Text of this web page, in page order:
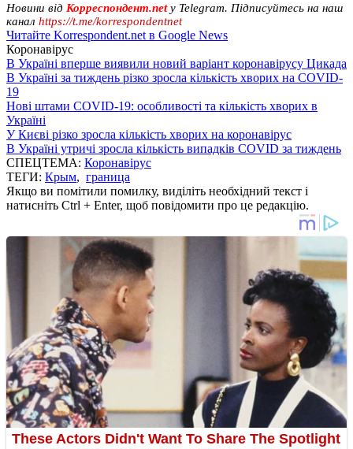
Новини від Корреспондент.netу Telegram. Підписуйтесь на наш
канал https://t.me/korrespondentnet
Читайте Korrespondent.net в Google News
Коронавірус
В Україні вперше виявили новий варіант коронавірусу Цикада
В Україні за тиждень різко зросла кількість хворих на COVID-
19
Нові штами COVID-19: особливості та кількість хворих в
Україні
У Києві різко зросла кількість хворих на коронавірус
В Україні утричі зросла кількість випадків COVID за тиждень
СПЕЦТЕМА: Коронавірус
ТЕГИ: Крым, граница
Якщо ви помітили помилку, виділіть необхідний текст і
натисніть Ctrl + Enter, щоб повідомити про це редакцію.